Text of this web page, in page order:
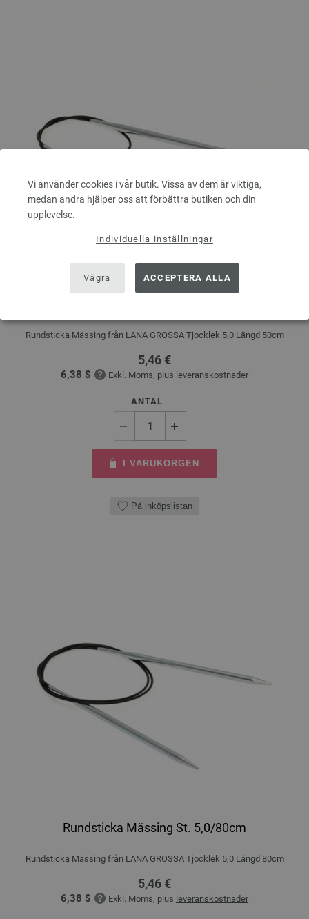
Vi använder cookies i vår butik. Vissa av dem är viktiga,
medan andra hjälper oss att förbättra butiken och din
upplevelse.
Individuella inställningar
Vägra ACCEPTERA ALLA
Rundsticka Mässing från LANA GROSSA Tjocklek 5,0 Längd 50cm
5,46 €
6,38 $ Exkl. Moms, plus leveranskostnader
ANTAL
I VARUKORGEN
På inköpslistan
Rundsticka Mässing St. 5,0/80cm
Rundsticka Mässing från LANA GROSSA Tjocklek 5,0 Längd 80cm
5,46 €
6,38 $ Exkl. Moms, plus leveranskostnader